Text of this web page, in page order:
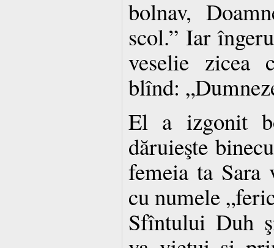
bolnav,
scol.” Iar
veselie zicea
blînd:
El a izgonit
dăruieşte
femeia ta Sara
cu numele
Sfîntului Duh